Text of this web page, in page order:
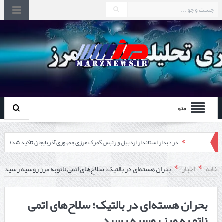
منو
در دیدار استاندار اردبیل و رئیس گمرک مرزی جمهوری آذربایجان تاکید شد؛
توسعه همکاری گمرک‌های مرزی ایران و جمهوری آذربایجان ضرورت دارد
چابهار، جایی که دریا به زندگی سلام می‌کند
گزارش ویژه؛
طرز تهیه خورش خلال کرمانشاهی +نکات و فوت وفن‌ها
خانه اخبار بحران هسته‌ای در بالتیک؛ سلاح‌های اتمی ناتو به مرز روسیه رسید
بحران هسته‌ای در بالتیک؛ سلاح‌های اتمی